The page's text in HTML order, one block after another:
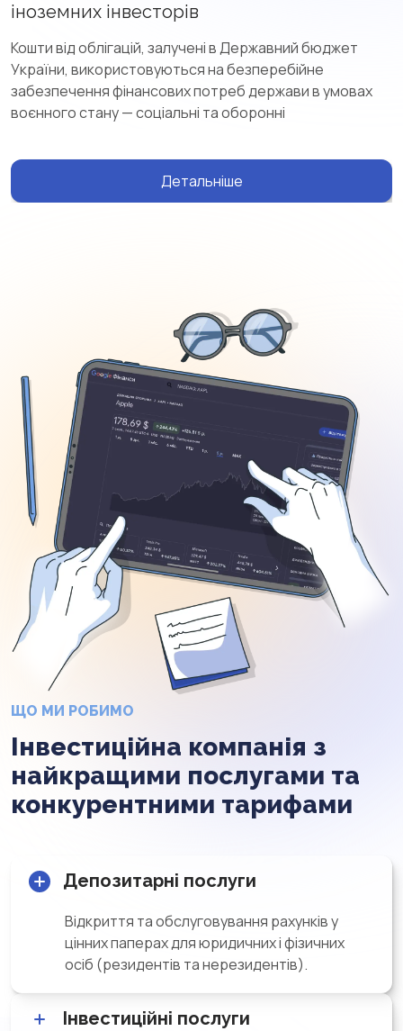
іноземних інвесторів
Кошти від облігацій, залучені в Державний бюджет
України, використовуються на безперебійне
забезпечення фінансових потреб держави в умовах
воєнного стану — соціальні та оборонні
Детальніше
ЩО МИ РОБИМО
Інвестиційна компанія з
найкращими послугами та
конкурентними тарифами
Депозитарні послуги
Відкриття та обслуговування рахунків у
цінних паперах для юридичних і фізичних
осіб (резидентів та нерезидентів).
Інвестиційні послуги